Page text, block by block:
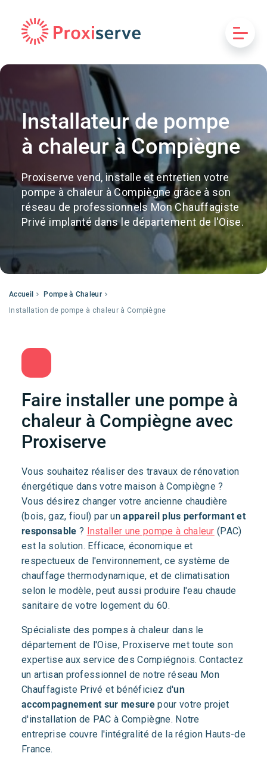
Installateur de pompe
à chaleur à Compiègne
Proxiserve vend, installe et entretien votre
pompe à chaleur à Compiègne grâce à son
réseau de professionnels Mon Chauffagiste
Privé implanté dans le département de l'Oise.
Accueil
Pompe à Chaleur
Installation de pompe à chaleur à Compiègne
Faire installer une pompe à
chaleur à Compiègne avec
Proxiserve
Vous souhaitez réaliser des travaux de rénovation
énergétique dans votre maison à Compiègne ?
Vous désirez changer votre ancienne chaudière
(bois, gaz, fioul) par unappareil plus performant et
responsable ? Installer une pompe à chaleur (PAC)
est la solution. Efficace, économique et
respectueux de l'environnement, ce système de
chauffage thermodynamique, et de climatisation
selon le modèle, peut aussi produire l'eau chaude
sanitaire de votre logement du 60.
Spécialiste des pompes à chaleur dans le
département de l'Oise, Proxiserve met toute son
expertise aux service des Compiégnois. Contactez
un artisan professionnel de notre réseau Mon
Chauffagiste Privé et bénéficiez d'un
accompagnement sur mesure pour votre projet
d'installation de PAC à Compiègne. Notre
entreprise couvre l'intégralité de la région Hauts-de
France.